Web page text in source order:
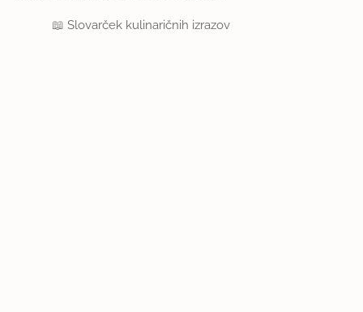
📖Slovarček kulinaričnih izrazov